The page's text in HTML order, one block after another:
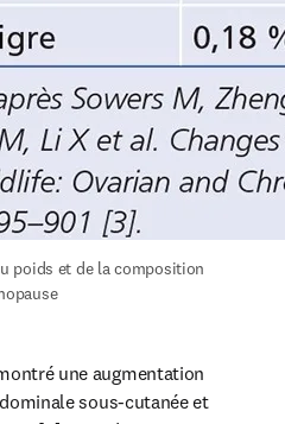
poids et de la composition
une augmentation
sous-cutanée et